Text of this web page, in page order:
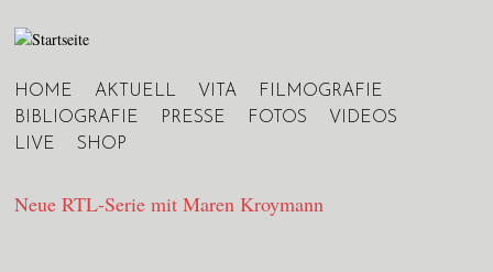
Hauptmenü
HOME AKTUELL VITA
FILMOGRAFIE
BIBLIOGRAFIE
PRESSE FOTOS
VIDEOS
LIVE
SHOP
Neue RTL-Serie mit Maren Kroymann